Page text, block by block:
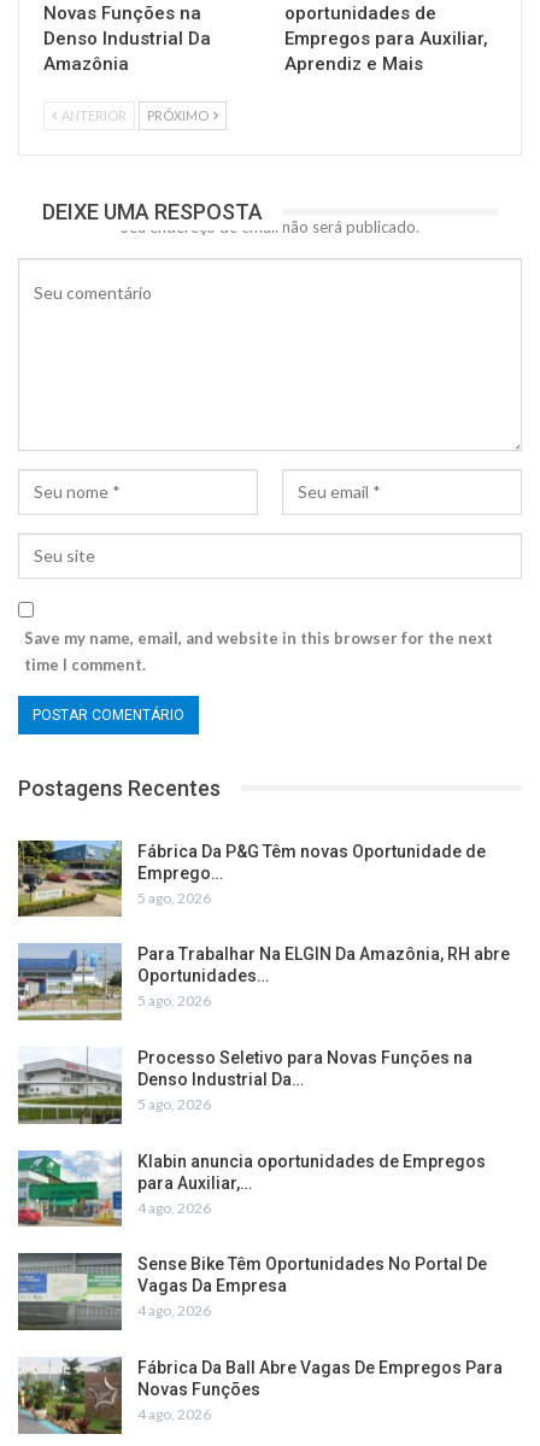
Novas Funções na
Denso Industrial Da
Amazônia
oportunidades de
Empregos para Auxiliar,
Aprendiz e Mais
ANTERIOR PRÓXIMO
DEIXE UMA RESPOSTA
Seu endereço de email não será publicado.
Save my name, email, and website in this browser for the next
time I comment.
Postagens Recentes
Fábrica Da P&G Têm novas Oportunidade de
Emprego…
5 ago, 2026
Para Trabalhar Na ELGIN Da Amazônia, RH abre
Oportunidades…
5 ago, 2026
Processo Seletivo para Novas Funções na
Denso Industrial Da…
5 ago, 2026
Klabin anuncia oportunidades de Empregos
para Auxiliar,…
4 ago, 2026
Sense Bike Têm Oportunidades No Portal De
Vagas Da Empresa
4 ago, 2026
Fábrica Da Ball Abre Vagas De Empregos Para
Novas Funções
4 ago, 2026